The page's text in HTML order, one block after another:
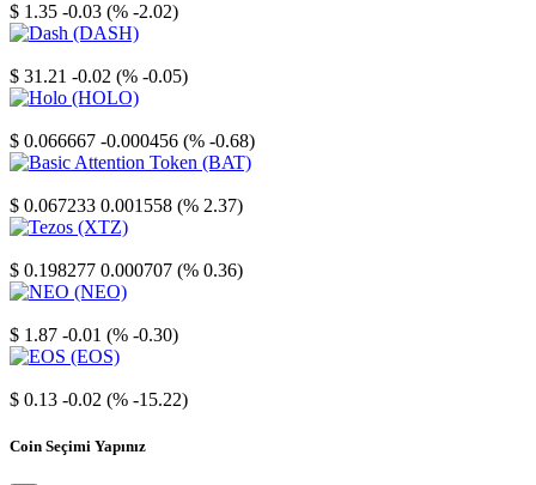
$ 1.35 -0.03 (% -2.02)
$ 31.21 -0.02 (% -0.05)
$ 0.066667 -0.000456 (% -0.68)
$ 0.067233 0.001558 (% 2.37)
$ 0.198277 0.000707 (% 0.36)
$ 1.87 -0.01 (% -0.30)
$ 0.13 -0.02 (% -15.22)
Coin Seçimi Yapınız